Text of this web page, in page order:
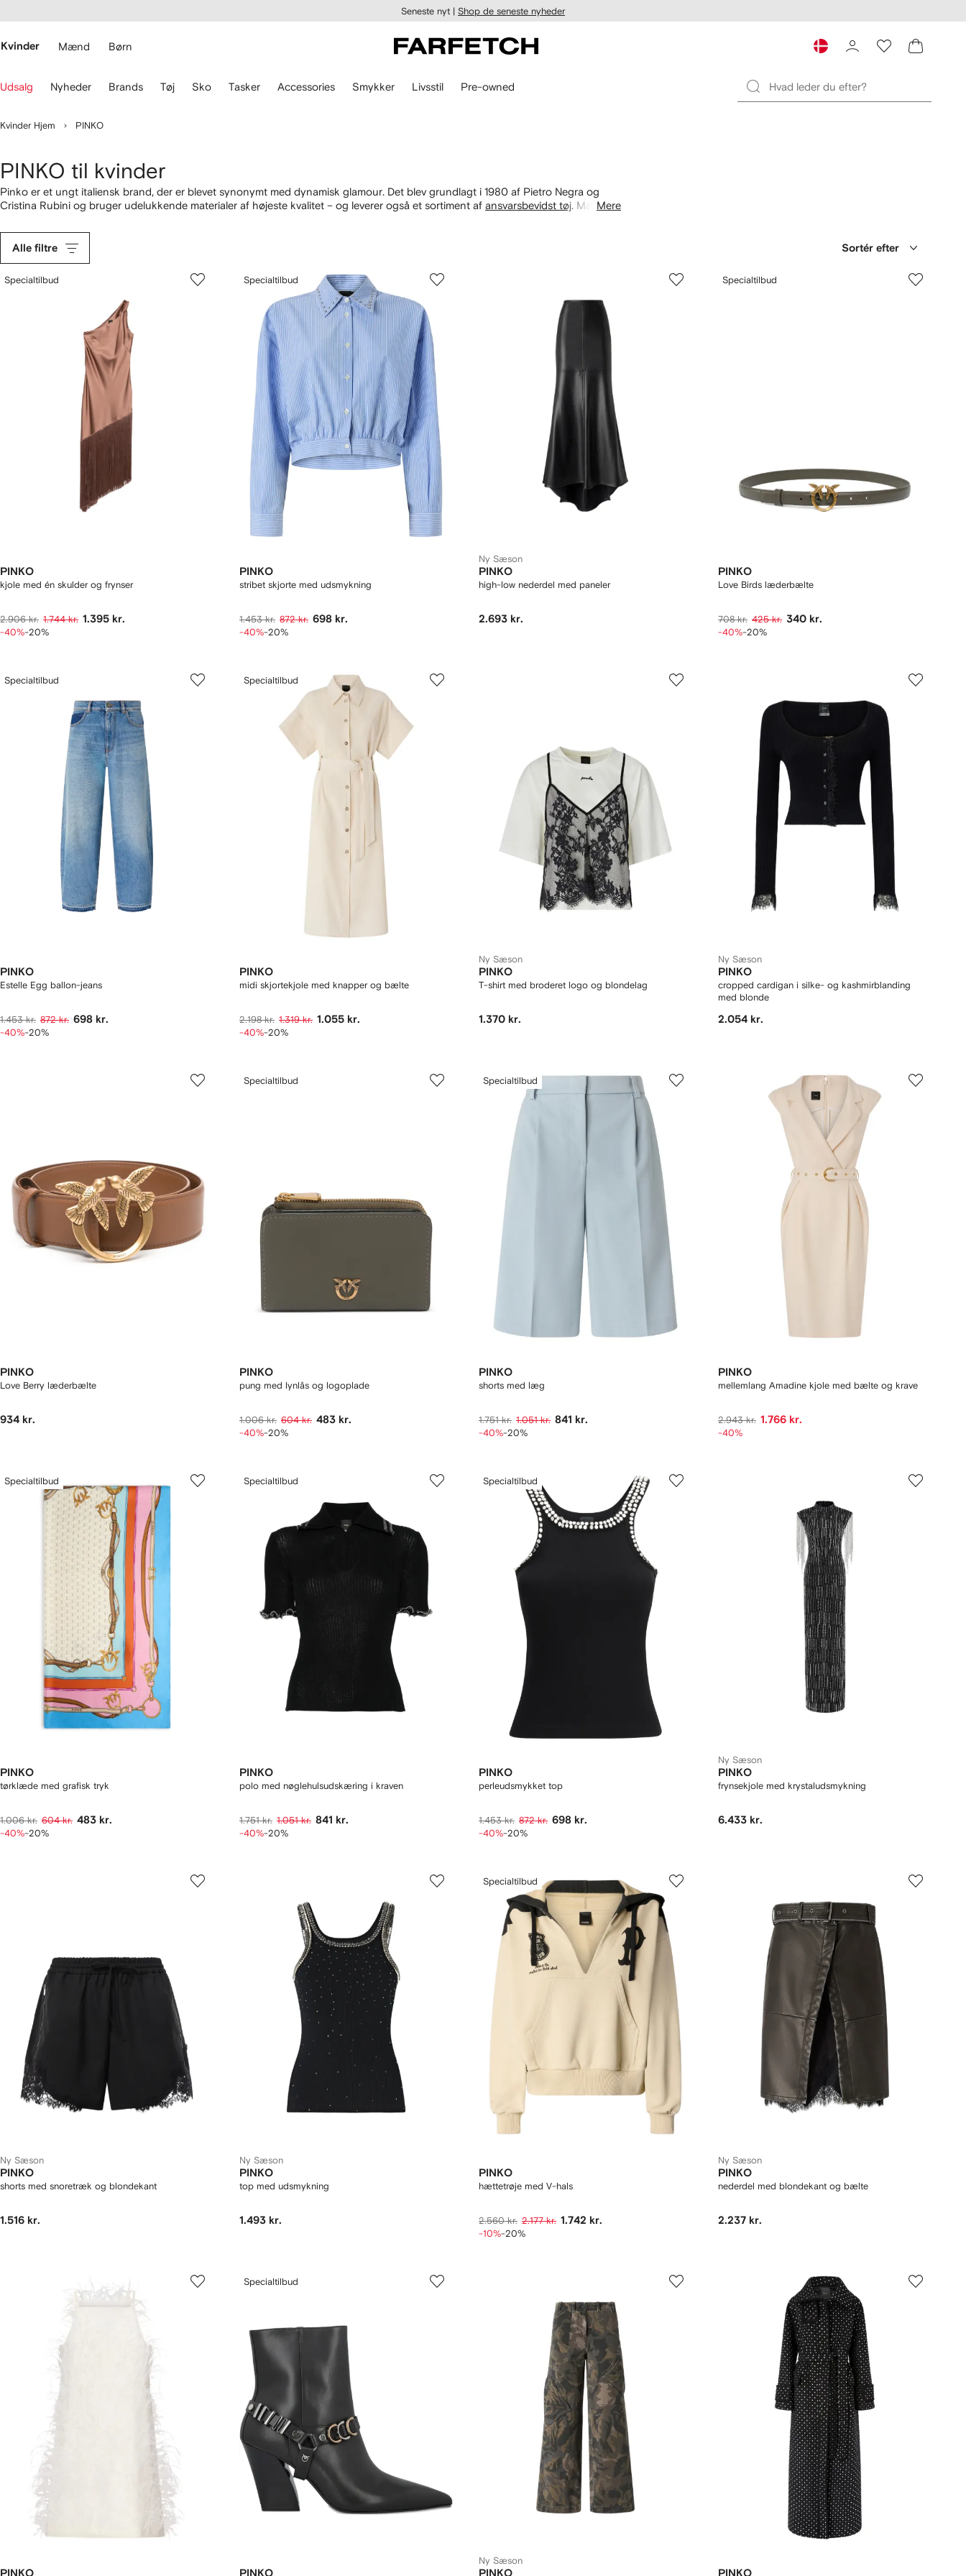
Seneste nyt | Shop de seneste nyheder
Kvinder Mænd Børn
Udsalg Nyheder Brands Tøj Sko Tasker Accessories Smykker Livsstil Pre-owned
Kvinder Hjem PINKO
PINKO til kvinder
Pinko er et ungt italiensk brand, der er blevet synonymt med dynamisk glamour. Det blev grundlagt i 1980 af Pietro Negra og
Cristina Rubini og bruger udelukkende materialer af højeste kvalitet – og leverer også et sortiment af ansvarsbevidst tøj. Mærket
forførendelingeriog tøj. Forvent smukke pieces med et perfekt snit, som vil forblive sikre favoritter år efter år, og glem ikke at
lægge vejen forbi vores udvalg af
Mere
Alle filtre Sortér efter
Specialtilbud
PINKO
kjole med én skulder og frynser
2.906 kr. 1.744 kr. 1.395 kr.
-40%-20%
Specialtilbud
PINKO
stribet skjorte med udsmykning
1.453 kr. 872 kr. 698 kr.
-40%-20%
Ny Sæson
PINKO
high-low nederdel med paneler
2.693 kr.
Specialtilbud
PINKO
Love Birds læderbælte
708 kr. 425 kr. 340 kr.
-40%-20%
Specialtilbud
PINKO
Estelle Egg ballon-jeans
1.453 kr. 872 kr. 698 kr.
-40%-20%
Specialtilbud
PINKO
midi skjortekjole med knapper og bælte
2.198 kr. 1.319 kr. 1.055 kr.
-40%-20%
Ny Sæson
PINKO
T-shirt med broderet logo og blondelag
1.370 kr.
Ny Sæson
PINKO
cropped cardigan i silke- og kashmirblanding
med blonde
2.054 kr.
PINKO
Love Berry læderbælte
934 kr.
Specialtilbud
PINKO
pung med lynlås og logoplade
1.006 kr. 604 kr. 483 kr.
-40%-20%
Specialtilbud
PINKO
shorts med læg
1.751 kr. 1.051 kr. 841 kr.
-40%-20%
PINKO
mellemlang Amadine kjole med bælte og krave
2.943 kr. 1.766 kr.
-40%
Specialtilbud
PINKO
tørklæde med grafisk tryk
1.006 kr. 604 kr. 483 kr.
-40%-20%
Specialtilbud
PINKO
polo med nøglehulsudskæring i kraven
1.751 kr. 1.051 kr. 841 kr.
-40%-20%
Specialtilbud
PINKO
perleudsmykket top
1.453 kr. 872 kr. 698 kr.
-40%-20%
Ny Sæson
PINKO
frynsekjole med krystaludsmykning
6.433 kr.
Ny Sæson
PINKO
shorts med snoretræk og blondekant
1.516 kr.
Ny Sæson
PINKO
top med udsmykning
1.493 kr.
Specialtilbud
PINKO
hættetrøje med V-hals
2.560 kr. 2.177 kr. 1.742 kr.
-10%-20%
Ny Sæson
PINKO
nederdel med blondekant og bælte
2.237 kr.
PINKO
Specialtilbud
PINKO
Ny Sæson
PINKO PINKO